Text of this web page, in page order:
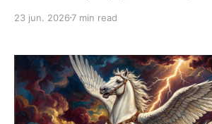
humano.
23 jun. 2026 7 min read